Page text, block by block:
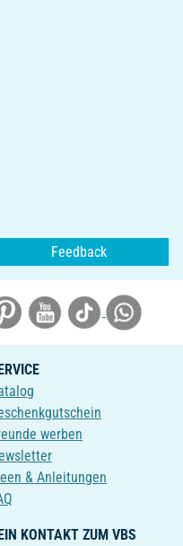
Feedback
werben
& Anleitungen
KONTAKT ZUM VBS